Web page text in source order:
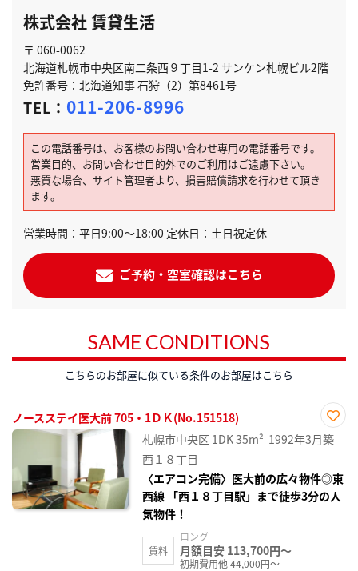
株式会社 賃貸生活
〒 060-0062
北海道札幌市中央区南二条西９丁目1-2 サンケン札幌ビル2階
免許番号：北海道知事 石狩（2）第8461号
TEL： 011-206-8996
この電話番号は、お客様のお問い合わせ専用の電話番号です。
営業目的、お問い合わせ目的外でのご利用はご遠慮下さい。
悪質な場合、サイト管理者より、損害賠償請求を行わせて頂き
ます。
営業時間：平日9:00～18:00 定休日：土日祝定休
ご予約・空室確認はこちら
SAME CONDITIONS
こちらのお部屋に似ている条件のお部屋はこちら
ノースステイ医大前 705・1ＤＫ(No.151518)
お気
に入
札幌市中央区 1DK35m² 1992年3月築
西１８丁目
〈エアコン完備〉医大前の広々物件◎東
西線 「西１８丁目駅」まで徒歩3分の人
気物件！
賃料
ロング
月額目安 113,700円～
初期費用他 44,000円～